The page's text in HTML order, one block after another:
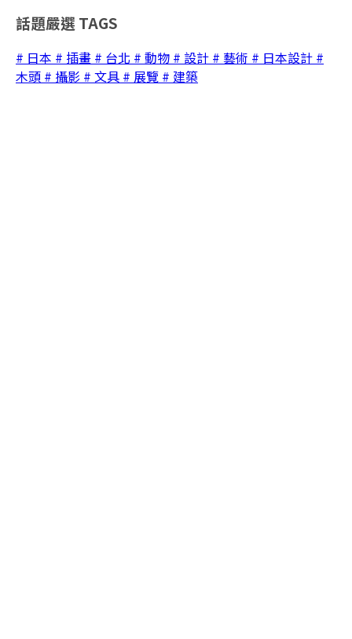
話題嚴選 TAGS
# 日本 # 插畫 # 台北 # 動物 # 設計 # 藝術 # 日本設計 #
木頭 # 攝影 # 文具 # 展覽 # 建築